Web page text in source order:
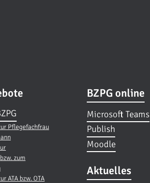
Pflegefachfrau
zum
ATA bzw. OTA
BZPG online
Microsoft Teams
Publish
Moodle
Aktuelles